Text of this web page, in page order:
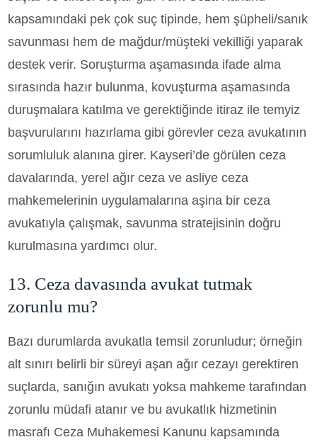
kapsamındaki pek çok suç tipinde, hem şüpheli/sanık
savunması hem de mağdur/müşteki vekilliği yaparak
destek verir. Soruşturma aşamasında ifade alma
sırasında hazır bulunma, kovuşturma aşamasında
duruşmalara katılma ve gerektiğinde itiraz ile temyiz
başvurularını hazırlama gibi görevler ceza avukatının
sorumluluk alanına girer. Kayseri’de görülen ceza
davalarında, yerel ağır ceza ve asliye ceza
mahkemelerinin uygulamalarına aşina bir ceza
avukatıyla çalışmak, savunma stratejisinin doğru
kurulmasına yardımcı olur.
13. Ceza davasında avukat tutmak
zorunlu mu?
Bazı durumlarda avukatla temsil zorunludur; örneğin
alt sınırı belirli bir süreyi aşan ağır cezayı gerektiren
suçlarda, sanığın avukatı yoksa mahkeme tarafından
zorunlu müdafi atanır ve bu avukatlık hizmetinin
masrafı Ceza Muhakemesi Kanunu kapsamında